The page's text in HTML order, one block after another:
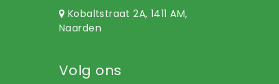
Kobaltstraat 2A, 1411 AM,
Naarden
Volg ons